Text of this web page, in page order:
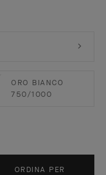
ORO BIANCO
750/1000
ORDINA PER